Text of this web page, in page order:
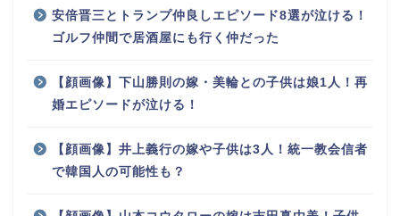
安倍晋三とトランプ仲良しエピソード8選が泣ける！
ゴルフ仲間で居酒屋にも行く仲だった
【顔画像】下山勝則の嫁・美輪との子供は娘1人！再
婚エピソードが泣ける！
【顔画像】井上義行の嫁や子供は3人！統一教会信者
で韓国人の可能性も？